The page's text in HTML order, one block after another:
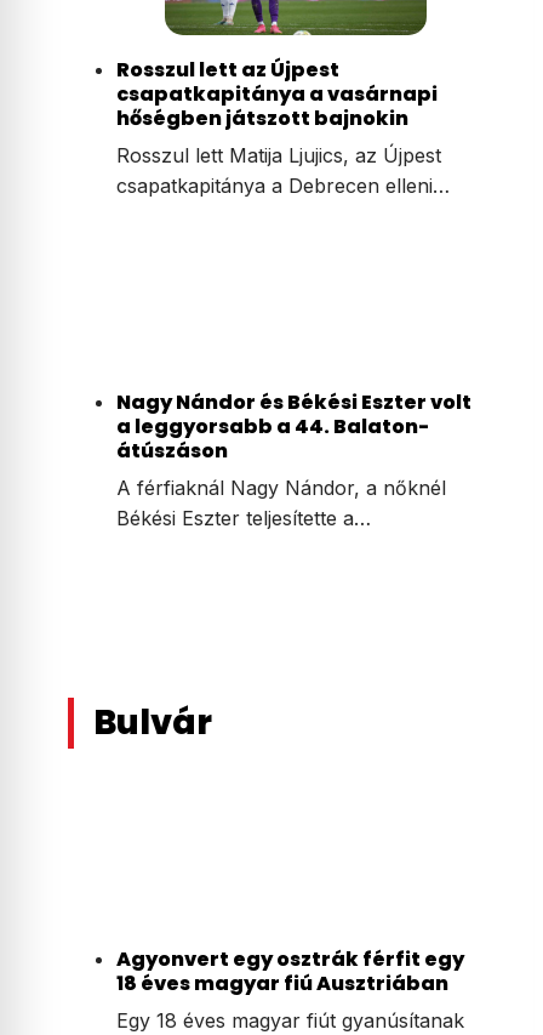
Rosszul lett az Újpest
csapatkapitánya a vasárnapi
hőségben játszott bajnokin
Rosszul lett Matija Ljujics, az Újpest
csapatkapitánya a Debrecen elleni…
Nagy Nándor és Békési Eszter volt
a leggyorsabb a 44. Balaton-
átúszáson
A férfiaknál Nagy Nándor, a nőknél
Békési Eszter teljesítette a…
Bulvár
Agyonvert egy osztrák férfit egy
18 éves magyar fiú Ausztriában
Egy 18 éves magyar fiút gyanúsítanak